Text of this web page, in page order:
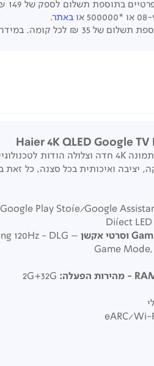
תשלום לספק של 149 ₪. תוספת תשלום של 249
או באתר.
בתוספת של 25 ₪ (לא משנה כמה קומות).
Google Play Stoíe/Google
Diíect LED
– MEMC Gaming 120Hz - DLG
Game Mode,
מהירות הפעלה: 2G+32G
eARC/